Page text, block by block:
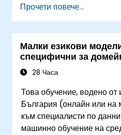
SLM в системи за
Да оценяват
градското
интелигентни градове.
Прочети повече...
Малки езикови
специфични за
28 Часа
Това обучение, водено от
България (онлайн или на
към специалисти по
машинно обучение на